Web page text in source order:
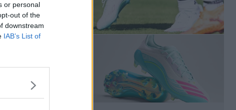
or personal
out of the
downstream
IAB’s List of